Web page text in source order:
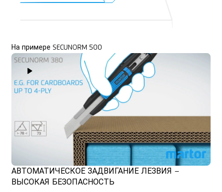
АВТОМАТИЧЕСКОЕ ЗАДВИГАНИЕ ЛЕЗВИЯ –
ВЫСОКАЯ БЕЗОПАСНОСТЬ
На примере SECUNORM 500
Play Video